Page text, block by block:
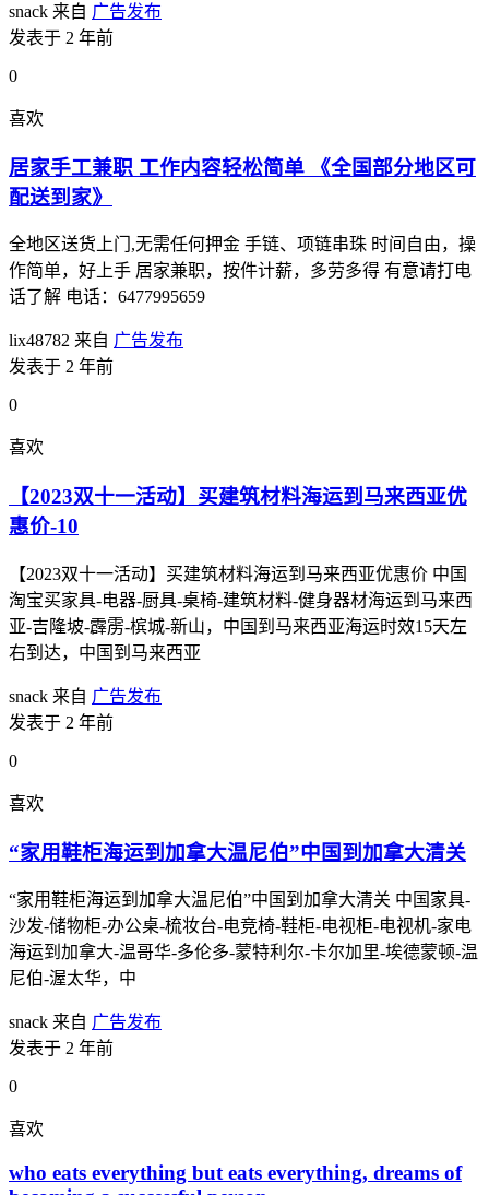
snack 来自 广告发布
发表于 2 年前
0
喜欢
居家手工兼职 工作内容轻松简单 《全国部分地区可
配送到家》
全地区送货上门,无需任何押金 手链、项链串珠 时间自由，操
作简单，好上手 居家兼职，按件计薪，多劳多得 有意请打电
话了解 电话：6477995659
lix48782 来自 广告发布
发表于 2 年前
0
喜欢
【2023双十一活动】买建筑材料海运到马来西亚优
惠价-10
【2023双十一活动】买建筑材料海运到马来西亚优惠价 中国
淘宝买家具-电器-厨具-桌椅-建筑材料-健身器材海运到马来西
亚-吉隆坡-霹雳-槟城-新山，中国到马来西亚海运时效15天左
右到达，中国到马来西亚
snack 来自 广告发布
发表于 2 年前
0
喜欢
“家用鞋柜海运到加拿大温尼伯”中国到加拿大清关
“家用鞋柜海运到加拿大温尼伯”中国到加拿大清关 中国家具-
沙发-储物柜-办公桌-梳妆台-电竞椅-鞋柜-电视柜-电视机-家电
海运到加拿大-温哥华-多伦多-蒙特利尔-卡尔加里-埃德蒙顿-温
尼伯-渥太华，中
snack 来自 广告发布
发表于 2 年前
0
喜欢
who eats everything but eats everything, dreams of